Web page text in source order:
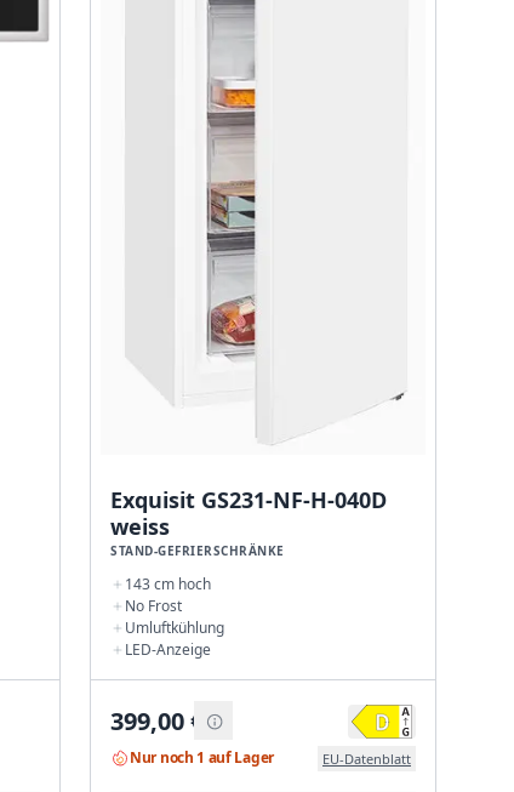
Exquisit GS231-NF-H-040D
weiss
STAND-GEFRIERSCHRÄNKE
143 cm hoch
No Frost
Umluftkühlung
LED-Anzeige
399,00€
Nur noch 1 auf Lager EU-Datenblatt